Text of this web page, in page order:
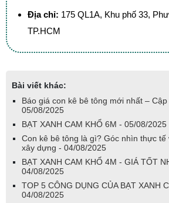
Địa chỉ: 175 QL1A, Khu phố 33,
TP.HCM
Bài viết khác:
Báo giá con kê bê tông mới nhất –
05/08/2025
BẠT XANH CAM KHỔ 6M - 05/08/2025
Con kê bê tông là gì? Góc nhìn thực tế
xây dựng - 04/08/2025
BẠT XANH CAM KHỔ 4M - GIÁ TỐT
04/08/2025
TOP 5 CÔNG DỤNG CỦA BẠT XANH
04/08/2025